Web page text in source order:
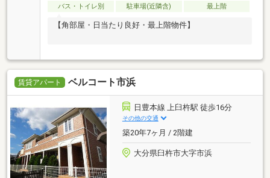
バス・トイレ別
駐車場(近隣含) 最上階
【角部屋・日当たり良好・最上階物件】
賃貸アパート ベルコート市浜
日豊本線 上臼杵駅 徒歩16分
その他の交通
築20年7ヶ月 / 2階建
大分県臼杵市大字市浜